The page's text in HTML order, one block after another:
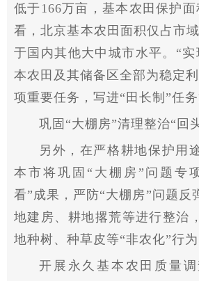
低于166万亩，基本农田保护
看，北京基本农田面积仅占市
于国内其他大中城市水平。“
本农田及其储备区全部为稳定
项重要任务，写进“田长制”任务
巩固“大棚房”清理整治“回
另外，在严格耕地保护用
本市将巩固“大棚房”问题专
看”成果，严防“大棚房”问题反
地建房、耕地撂荒等进行整治
地种树、种草皮等“非农化”行为
开展永久基本农田质量